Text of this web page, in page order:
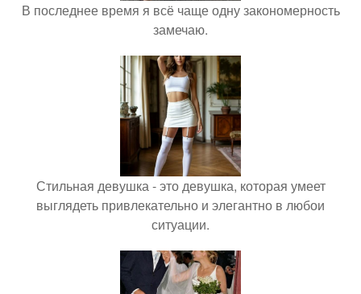
В последнее время я всё чаще одну закономерность
замечаю.
Стильная девушка - это девушка, которая умеет
выглядеть привлекательно и элегантно в любои
ситуации.